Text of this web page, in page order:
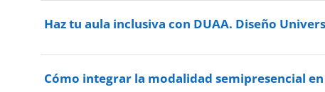
Haz tu aula inclusiva con DUAA. Diseño
Cómo integrar la modalidad semipresencial